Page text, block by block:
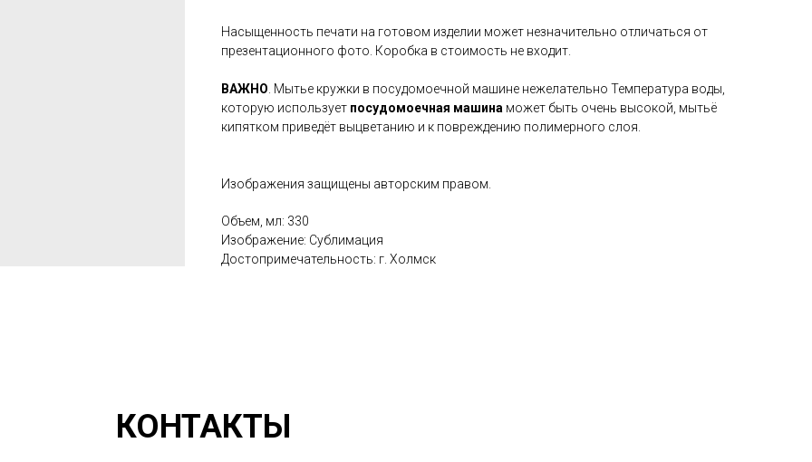
Насыщенность печати на готовом изделии может незначительно отличаться от
презентационного фото. Коробка в стоимость не входит.
ВАЖНО. Мытье кружки в посудомоечной машине нежелательно Температура воды,
которую использует посудомоечная машина может быть очень высокой, мытьё
кипятком приведёт выцветанию и к повреждению полимерного слоя.
Изображения защищены авторским правом.
Объем, мл: 330
Изображение: Сублимация
Достопримечательность: г. Холмск
КОНТАКТЫ